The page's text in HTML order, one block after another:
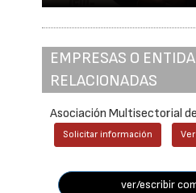
EMPRESAS O
RELACIONADAS
Asociación Multisectorial
Solicitar información
ver/escribir